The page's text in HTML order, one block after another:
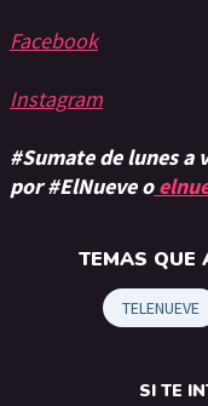
Facebook
Instagram
#Sumate de lunes a
por #ElNueve o
TEMAS QUE
TELENUEVE
SI TE